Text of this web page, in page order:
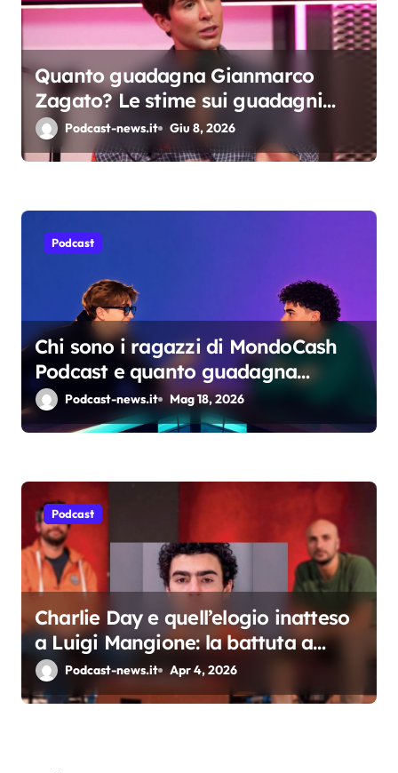
a
r
c
o
Quanto guadagna Gianmarco
Zagato? Le stime sui guadagni
dello youtuber da oltre 2 milioni di
iscritti
Podcast-news.it Giu 8, 2026
Podcast
Chi sono i ragazzi di MondoCash
Podcast e quanto guadagna
davvero il progetto
Podcast-news.it Mag 18, 2026
Podcast
Charlie Day e quell’elogio inatteso
a Luigi Mangione: la battuta a
Tintoria che incendia il web
Podcast-news.it Apr 4, 2026